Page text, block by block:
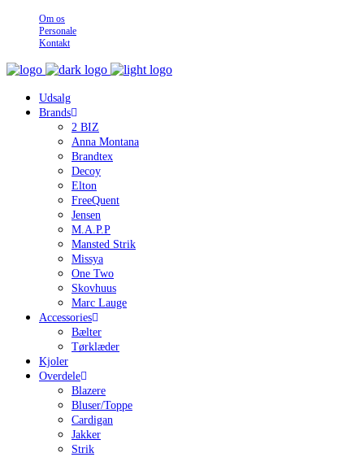
Om os
Personale
Kontakt
Udsalg
Brands
2 BIZ
Anna Montana
Brandtex
Decoy
Elton
FreeQuent
Jensen
M.A.P.P
Mansted Strik
Missya
One Two
Skovhuus
Marc Lauge
Accessories
Bælter
Tørklæder
Kjoler
Overdele
Blazere
Bluser/Toppe
Cardigan
Jakker
Strik